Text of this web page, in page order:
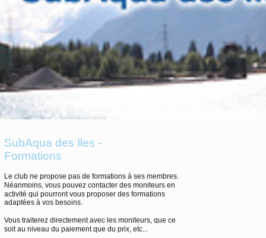
SubAqua des Iles -
Formations
Le club ne propose pas de formations à ses membres.
Néanmoins, vous pouvez contacter des moniteurs en
activité qui pourront vous proposer des formations
adaptées à vos besoins.
Vous traiterez directement avec les moniteurs, que ce
soit au niveau du paiement que du prix, etc...